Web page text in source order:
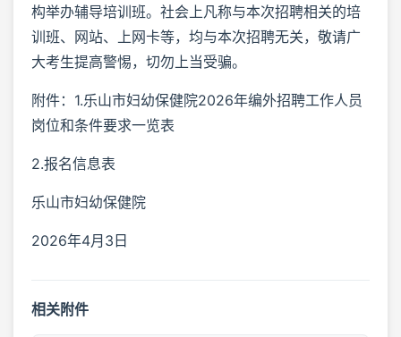
构举办辅导培训班。社会上凡称与本次招聘相关的培
训班、网站、上网卡等，均与本次招聘无关，敬请广
大考生提高警惕，切勿上当受骗。
附件：1.乐山市妇幼保健院2026年编外招聘工作人员
岗位和条件要求一览表
2.报名信息表
乐山市妇幼保健院
2026年4月3日
相关附件